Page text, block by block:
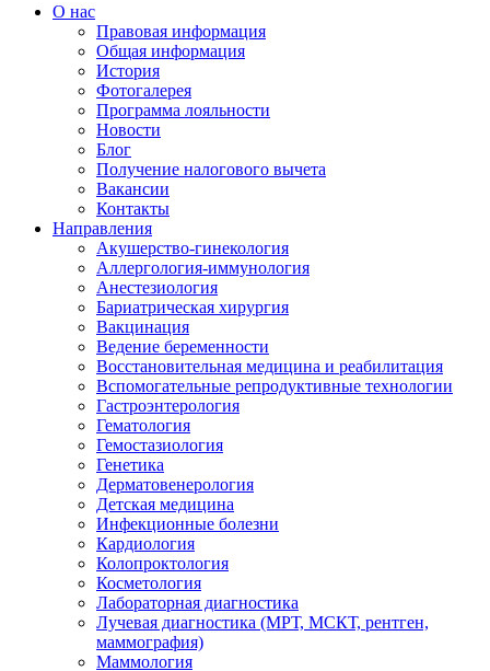
О нас
Правовая информация
Общая информация
История
Фотогалерея
Программа лояльности
Новости
Блог
Получение налогового вычета
Вакансии
Контакты
Направления
Акушерство-гинекология
Аллергология-иммунология
Анестезиология
Бариатрическая хирургия
Вакцинация
Ведение беременности
Восстановительная медицина и реабилитация
Вспомогательные репродуктивные технологии
Гастроэнтерология
Гематология
Гемостазиология
Генетика
Дерматовенерология
Детская медицина
Инфекционные болезни
Кардиология
Колопроктология
Косметология
Лабораторная диагностика
Лучевая диагностика (МРТ, МСКТ, рентген,
маммография)
Маммология